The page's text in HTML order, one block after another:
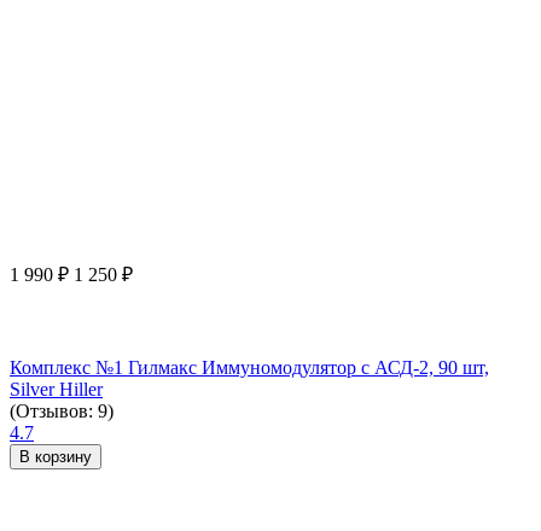
1 990 ₽ 1 250 ₽
Комплекс №1 Гилмакс Иммуномодулятор с АСД-2, 90 шт,
Silver Hiller
(Отзывов: 9)
4.7
В корзину